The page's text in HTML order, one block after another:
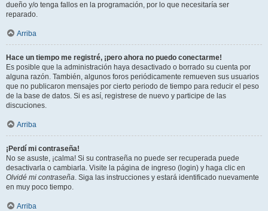
dueño y/o tenga fallos en la programación, por lo que necesitaría ser
reparado.
Arriba
Hace un tiempo me registré, ¡pero ahora no puedo conectarme!
Es posible que la administración haya desactivado o borrado su cuenta por
alguna razón. También, algunos foros periódicamente remueven sus usuarios
que no publicaron mensajes por cierto periodo de tiempo para reducir el peso
de la base de datos. Si es así, registrese de nuevo y participe de las
discuciones.
Arriba
¡Perdí mi contraseña!
No se asuste, ¡calma! Si su contraseña no puede ser recuperada puede
desactivarla o cambiarla. Visite la página de ingreso (login) y haga clic en
Olvidé mi contraseña. Siga las instrucciones y estará identificado nuevamente
en muy poco tiempo.
Arriba